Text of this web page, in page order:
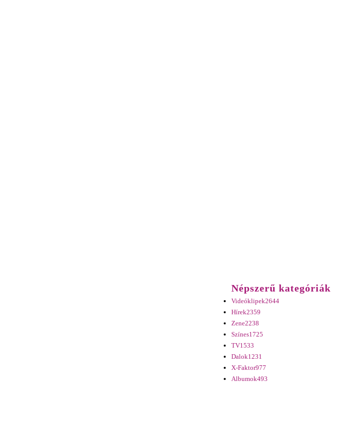
Népszerű kategóriák
Videóklipek2644
Hírek2359
Zene2238
Színes1725
TV1533
Dalok1231
X-Faktor977
Albumok493